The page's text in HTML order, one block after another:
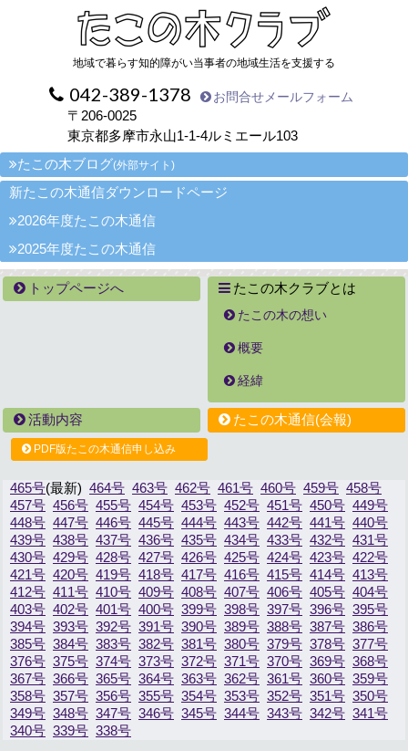
地域で暮らす知的障がい当事者の地域生活を支援する
042-389-1378 お問合せメールフォーム
〒206-0025
東京都多摩市永山1-1-4ルミエール103
たこの木ブログ(外部サイト)
新たこの木通信ダウンロードページ
2026年度たこの木通信
2025年度たこの木通信
トップページへ たこの木クラブとは
たこの木の想い
概要
経緯
活動内容 たこの木通信(会報)
PDF版たこの木通信申し込み
465号 464号 463号 462号 461号 460号 459号 458号
457号 456号 455号 454号 453号 452号 451号 450号 449号
448号 447号 446号 445号 444号 443号 442号 441号 440号
439号 438号 437号 436号 435号 434号 433号 432号 431号
430号 429号 428号 427号 426号 425号 424号 423号 422号
421号 420号 419号 418号 417号 416号 415号 414号 413号
412号 411号 410号 409号 408号 407号 406号 405号 404号
403号 402号 401号 400号 399号 398号 397号 396号 395号
394号 393号 392号 391号 390号 389号 388号 387号 386号
385号 384号 383号 382号 381号 380号 379号 378号 377号
376号 375号 374号 373号 372号 371号 370号 369号 368号
367号 366号 365号 364号 363号 362号 361号 360号 359号
358号 357号 356号 355号 354号 353号 352号 351号 350号
349号 348号 347号 346号 345号 344号 343号 342号 341号
340号 339号 338号